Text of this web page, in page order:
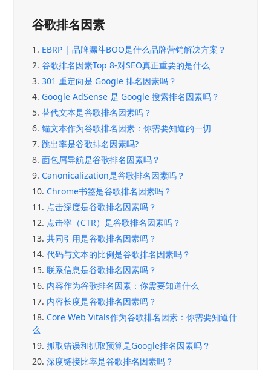
谷歌排名因素
1. EBRP | 品牌漏斗BOO是什么品牌营销解决方案？
2. 谷歌排名因素Top 8-对SEO真正重要的是什么
3. 301 重定向是 Google 排名因素吗？
4. Google AdSense 是 Google 搜索排名因素吗？
5. 替代文本是谷歌排名因素吗？
6. 锚文本作为谷歌排名因素：你需要知道的一切
7. 跳出率是谷歌排名因素吗?
8. 面包屑导航是谷歌排名因素吗？
9. Canonicalization是谷歌排名因素吗？
10. Chrome书签是谷歌排名因素吗？
11. 点击深度是谷歌排名因素吗？
12. 点击率（CTR）是谷歌排名因素吗？
13. 共同引用是谷歌排名因素吗？
14. 代码与文本的比例是谷歌排名因素吗？
15. 联系信息是谷歌排名因素吗？
16. 内容作为谷歌排名因素：你需要知道什么
17. 内容长度是谷歌排名因素吗？
18. Core Web Vitals作为谷歌排名因素：你需要知道什
么
19. 抓取错误和抓取预算是Google排名因素吗？
20. 深度链接比率是谷歌排名因素吗？